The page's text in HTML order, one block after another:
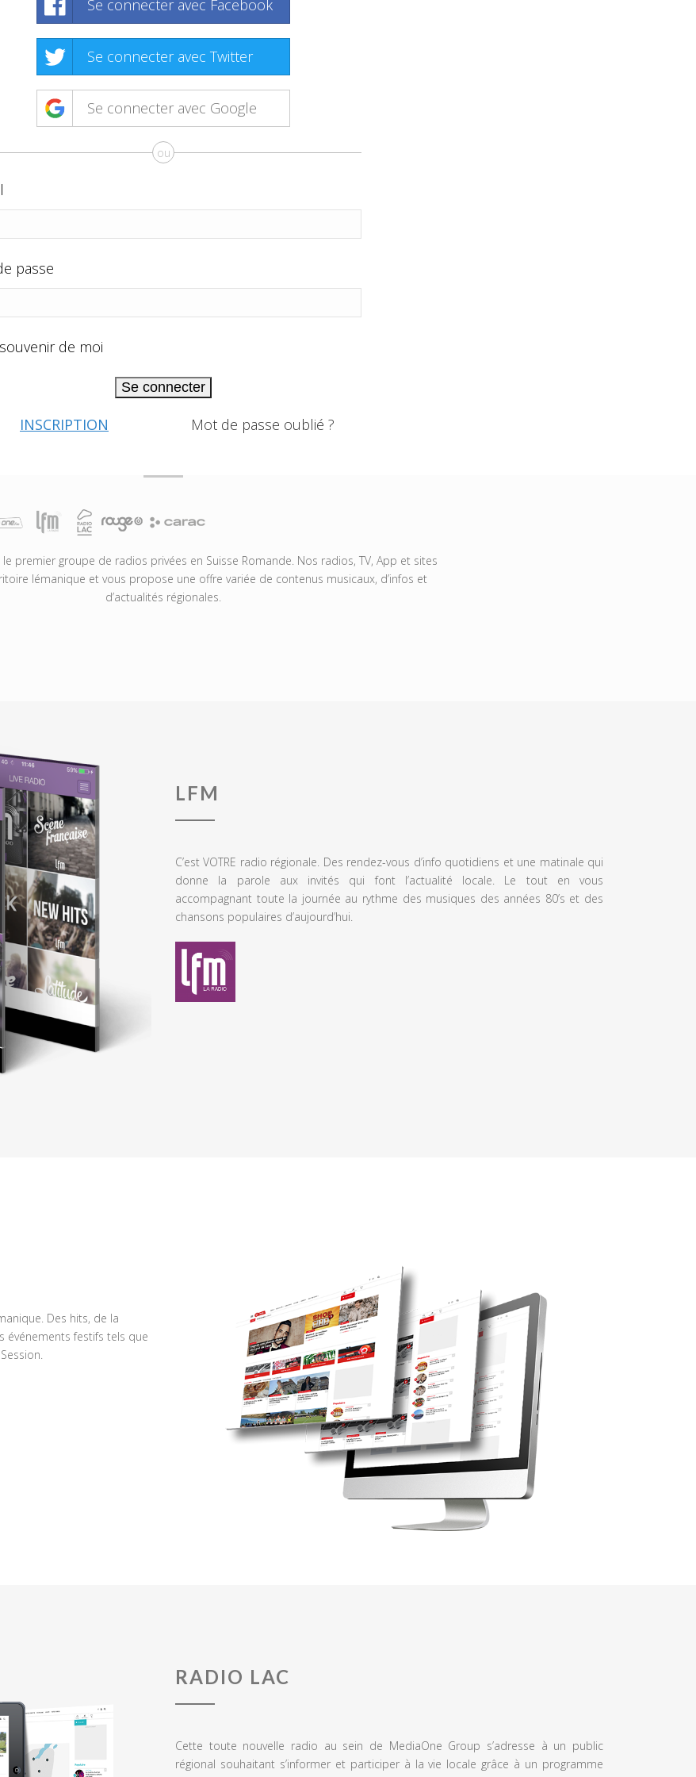
Se connecter avec Facebook
Se connecter avec Twitter
Se connecter avec Google
ou
passe
de moi
Se connecter
INSCRIPTION Mot de passe oublié ?
premier groupe de radios privées en Suisse Romande. Nos radios, TV, App et sites
lémanique et vous propose une offre variée de contenus musicaux, d’infos et
d’actualités régionales.
LFM
C’est VOTRE radio régionale. Des rendez-vous d’info quotidiens et une matinale qui
donne la parole aux invités qui font l’actualité locale. Le tout en vous
accompagnant toute la journée au rythme des musiques des années 80’s et des
chansons populaires d’aujourd’hui.
Des hits, de la
événements festifs tels que
RADIO LAC
Cette toute nouvelle radio au sein de MediaOne Group s’adresse à un public
régional souhaitant s’informer et participer à la vie locale grâce à un programme